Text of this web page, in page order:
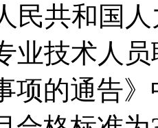
民共和国
业技术人
项的通告》